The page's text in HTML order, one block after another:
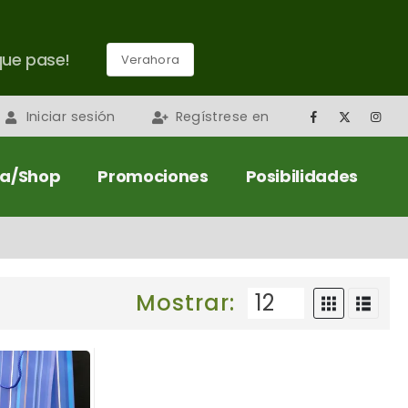
pase! Verahora
Iniciar sesión Regístrese en
Shop Promociones Posibilidades
Mostrar: